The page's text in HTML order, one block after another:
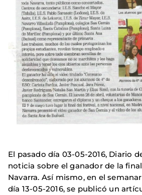
El pasado día 03-05-2016, Diario
noticia sobre el ganador de la
Navarra. Así mismo, en el
día 13-05-2016, se publicó un